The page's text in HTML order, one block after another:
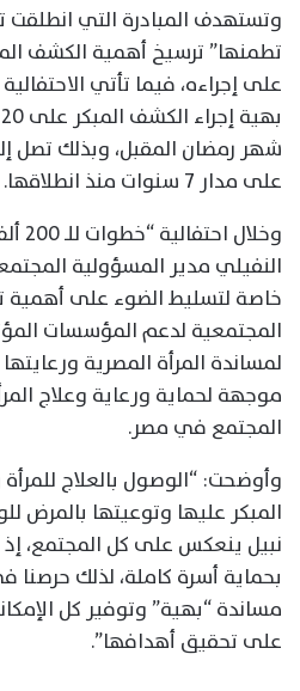
وتستهدف المبادرة التي
تطمنها” ترسيخ أهمية الكشف
على إجراءه، فيما تأتي
على مدار 7 سنوات منذ انطلاقها.
النفيلي مدير المسؤولية
خاصة لتسليط الضوء على أهمية
المجتمعية لدعم المؤسسات
لمساندة المرأة المصرية
موجهة لحماية ورعاية وعلاج
المجتمع في مصر.
وأوضحت: “الوصول بالعلاج
المبكر عليها وتوعيتها بالمرض
نبيل ينعكس على كل المجتمع، إذ
بحماية أسرة كاملة، لذلك
مساندة “بهية” وتوفير كل
على تحقيق أهدافها”.